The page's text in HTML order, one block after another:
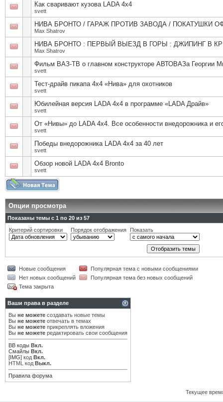
Как сваривают кузова LADA 4x4
svett
НИВА БРОНТО / ГАРАЖ ПРОТИВ ЗАВОДА / ПОКАТУШКИ
Max Shatrov
НИВА БРОНТО : ПЕРВЫЙ ВЫЕЗД В ГОРЫ : ДЖИПИНГ В
Max Shatrov
Фильм ВАЗ-ТВ о главном конструкторе АВТОВАЗа Георгии
svett
Тест-драйв пикапа 4х4 «Нива» для охотников
svett
Юбилейная версия LADA 4х4 в программе «LADA Драйв»
svett
От «Нивы» до LADA 4х4. Все особенности внедорожника и
svett
Победы внедорожника LADA 4х4 за 40 лет
svett
Обзор новой LADA 4x4 Bronto
svett
Опции просмотра
Показаны темы с 1 по 20 из 57
Критерий сортировки
Порядок отображения Показать
Новые сообщения
Популярная тема с новыми сообщениями
Нет новых сообщений
Популярная тема без новых сообщений
Тема закрыта
Ваши права в разделе
Вы не можете создавать новые темы
Вы не можете отвечать в темах
Вы не можете прикреплять вложения
Вы не можете редактировать свои сообщения
BB коды Вкл.
Смайлы Вкл.
[IMG] код Вкл.
HTML код Выкл.
Правила форума
Текущее